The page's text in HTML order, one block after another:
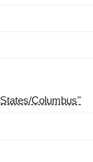
Columbus"